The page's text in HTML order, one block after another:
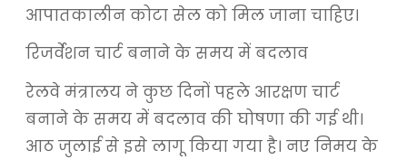
आपातकालीन कोटा सेल को मिल जाना चाहिए।
रिजर्वेशन चार्ट बनाने के समय में बदलाव
रेलवे मंत्रालय ने कुछ दिनों पहले आरक्षण चार्ट
बनाने के समय में बदलाव की घोषणा की गई थी।
आठ जुलाई से इसे लागू किया गया है। नए निमय के